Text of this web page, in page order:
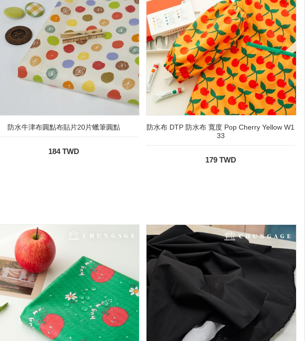
防水牛津布圓點布貼片20片蠟筆圓點
184 TWD
防水布 DTP 防水布 寬度 Pop Cherry Yellow W1
33
179 TWD